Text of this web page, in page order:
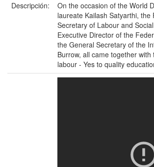
Descripción:
On the occasion of the World
laureate Kailash Satyarthi,
Secretary of Labour and
Executive Director of the
the General Secretary of the
Burrow, all came together
labour - Yes to quality